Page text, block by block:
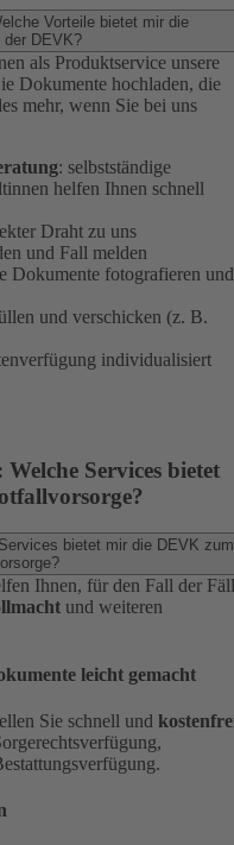
Vorteile bietet mir die
der DEVK?
als Produktservice unsere
Dokumente hochladen, die
mehr, wenn Sie bei uns
: selbstständige
helfen Ihnen schnell
Draht zu uns
und Fall melden
Dokumente fotografieren und
und verschicken (z. B.
individualisiert
Services bietet
bietet mir die DEVK zum
Ihnen, für den Fall der
und weiteren
leicht gemacht
Sie schnell und